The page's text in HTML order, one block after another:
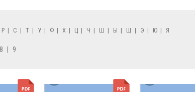
Р | С | Т | У | Ф | Х | Ц | Ч | Ш | Ы | Щ | Э | Ю | Я
8 9